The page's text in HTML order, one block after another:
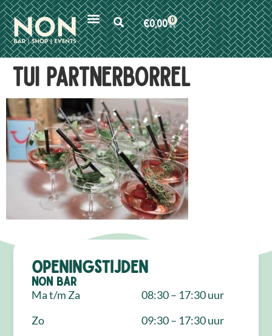
€0,00 0
TUI Partnerborrel
Openingstijden
NON Bar
Ma t/m Za
Zo
08:30 – 17:30 uur
09:30 – 17:30 uur